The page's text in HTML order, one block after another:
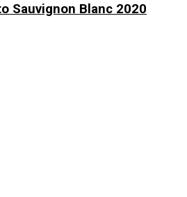
Sauvignon Blanc 2020